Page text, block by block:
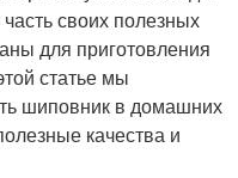
своих полезных
для приготовления
статье мы
шиповник в домашних
качества и